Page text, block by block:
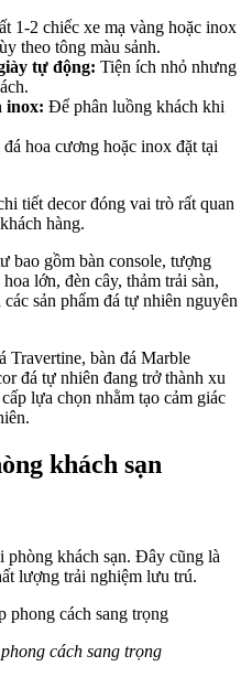
1-2 chiếc xe mạ vàng hoặc inox
theo tông màu sảnh.
tự động: Tiện ích nhỏ nhưng
inox: Để phân luồng khách khi
hoa cương hoặc inox đặt tại
tiết decor đóng vai trò rất quan
hàng.
bao gồm bàn console, tượng
lớn, đèn cây, thảm trải sàn,
sản phẩm đá tự nhiên nguyên
Travertine, bàn đá Marble
đá tự nhiên đang trở thành xu
lựa chọn nhằm tạo cảm giác
khách sạn
phòng khách sạn. Đây cũng là
lượng trải nghiệm lưu trú.
cách sang trọng